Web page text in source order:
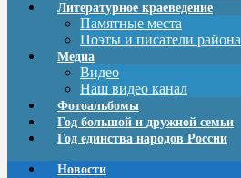
Литературное краеведение
Памятные места
Поэты и писатели района
Медиа
Видео
Наш видео канал
Фотоальбомы
Год большой и дружной семьи
Год единства народов России
Новости